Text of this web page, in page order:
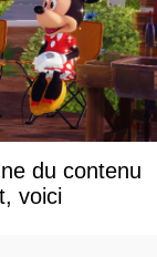
du contenu
voici